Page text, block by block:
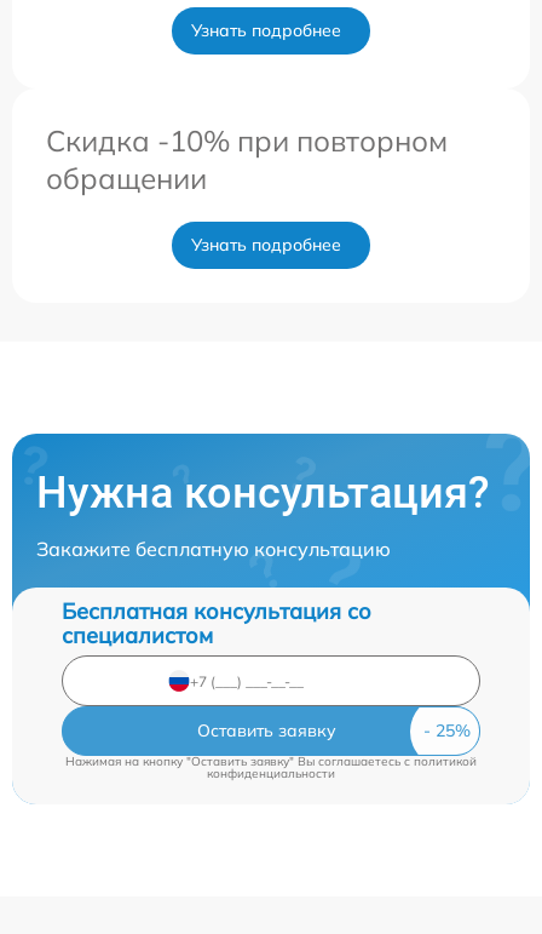
Узнать подробнее
Скидка -10% при повторном
обращении
Узнать подробнее
Нужна консультация?
Закажите бесплатную консультацию
Бесплатная консультация со
специалистом
Оставить заявку
Нажимая на кнопку "Оставить заявку" Вы соглашаетесь cполитикой
конфиденциальности